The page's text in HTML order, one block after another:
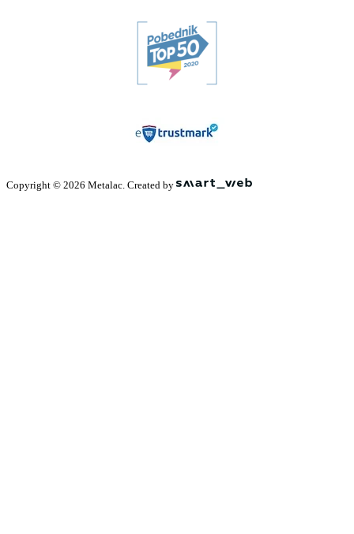
Copyright © 2026 Metalac. Created by